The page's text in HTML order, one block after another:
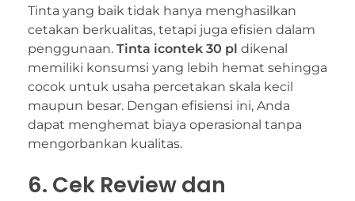
Tinta yang baik tidak hanya menghasilkan
cetakan berkualitas, tetapi juga efisien dalam
penggunaan. Tinta icontek 30 pl dikenal
memiliki konsumsi yang lebih hemat sehingga
cocok untuk usaha percetakan skala kecil
maupun besar. Dengan efisiensi ini, Anda
dapat menghemat biaya operasional tanpa
mengorbankan kualitas.
6. Cek Review dan